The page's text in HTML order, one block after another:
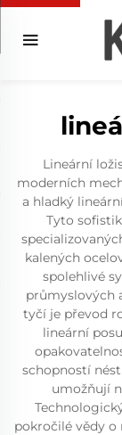
Lineární
moderních
a hladký
Tyto
kalených
spolehlivé
průmyslových
tyčí je převod
lineární
schopností
umožňují
pokročilé vědy o